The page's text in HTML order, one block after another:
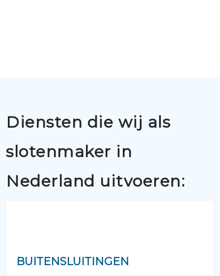
Diensten die wij als
slotenmaker in
Nederland uitvoeren:
BUITENSLUITINGEN